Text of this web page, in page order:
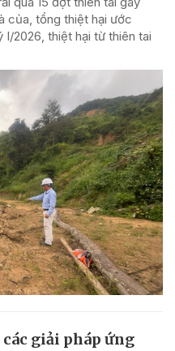
của, tổng thiệt hại ước
I/2026, thiệt hại từ thiên tai
giải pháp ứng